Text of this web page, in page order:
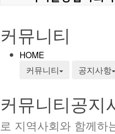
커뮤니티
HOME
커뮤니티
공지사항
커뮤니티공지
로 지역사회와 함께하